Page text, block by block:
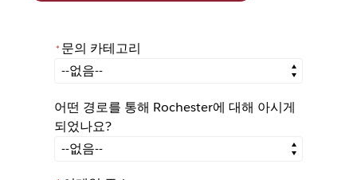
* 문의 카테고리
문의 카테고리
어떤 경로를 통해 Rochester에 대해 아시게
되었나요?
어떤 경로를 통해 Rochester에 대해 아시게 되었나요?